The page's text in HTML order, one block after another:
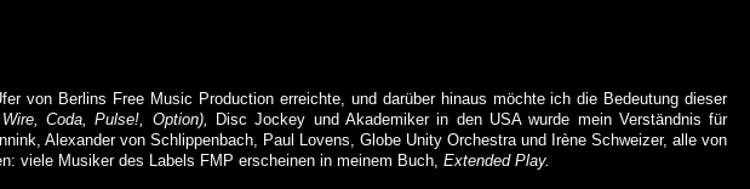
von Berlins Free Music Productionerreichte, und darüber hinaus möchte ich die Bedeutung dieser
Wire, Coda, Pulse!, Option),
Disc Jockey und Akademiker in den USA wurde mein Verständnis für
, Alexander vonSchlippenbach , Paul Lovens ,Globe Unity Orchestra und Irène Schweizer, alle von
viele Musiker des Labels FMP erscheinen in meinem Buch, ExtendedPlay.